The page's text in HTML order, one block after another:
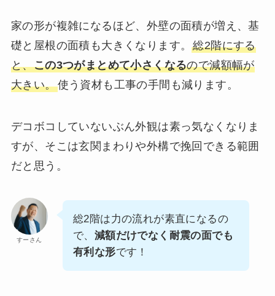
家の形が複雑になるほど、外壁の面積が増え、基
礎と屋根の面積も大きくなります。総2階にする
と、この3つがまとめて小さくなるので減額幅が
大きい。使う資材も工事の手間も減ります。
デコボコしていないぶん外観は素っ気なくなりま
すが、そこは玄関まわりや外構で挽回できる範囲
だと思う。
すーさん
総2階は力の流れが素直になるの
で、 減額だけでなく耐震の面でも
有利な形です！